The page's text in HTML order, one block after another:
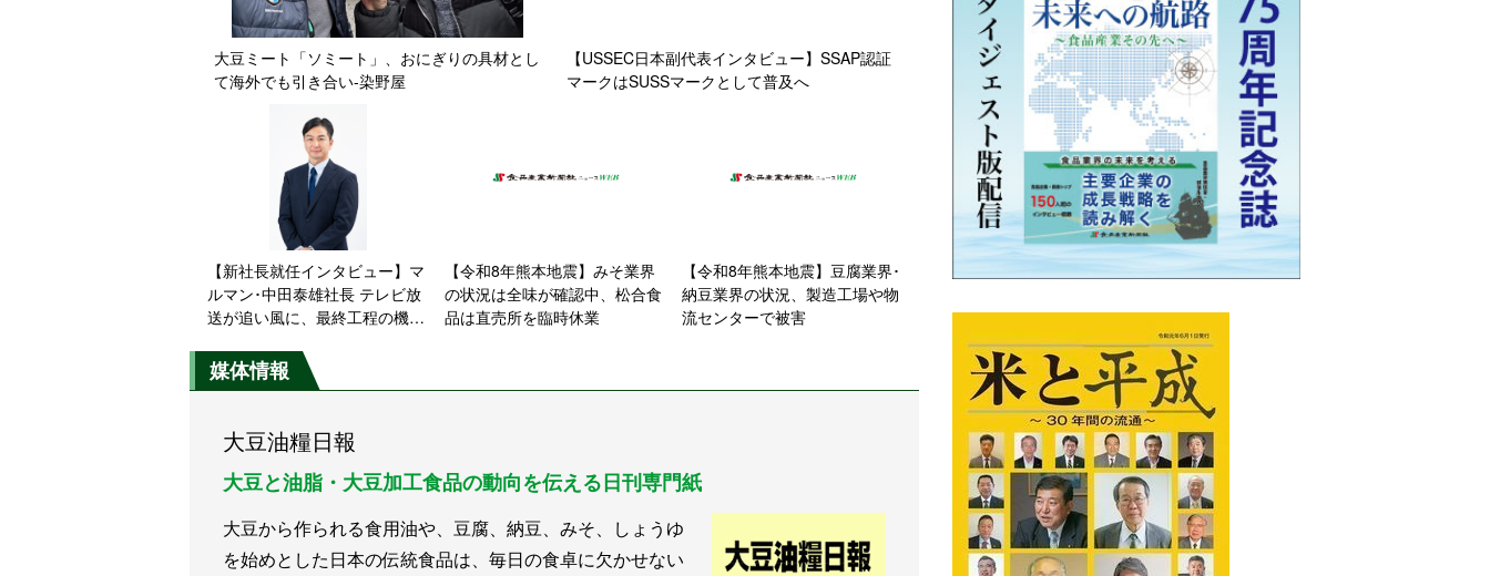
大豆ミート「ソミート」、おにぎりの具材とし
て海外でも引き合い-染野屋
【USSEC日本副代表インタビュー】SSAP認証
マークはSUSSマークとして普及へ
【新社長就任インタビュー】マ
ルマン･中田泰雄社長 テレビ放
送が追い風に、最終工程の機械
需要に応える
【令和8年熊本地震】みそ業界
の状況は全味が確認中、松合食
品は直売所を臨時休業
【令和8年熊本地震】豆腐業界･
納豆業界の状況、製造工場や物
流センターで被害
媒体情報
大豆油糧日報
大豆と油脂・大豆加工食品の動向を伝える日刊専門紙
大豆から作られる食用油や、豆腐、納豆、みそ、しょうゆ
を始めとした日本の伝統食品は、毎日の食卓に欠かせない